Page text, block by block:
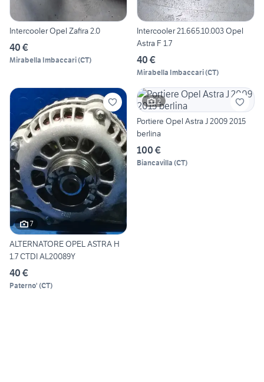
Intercooler Opel Zafira 2.0
40 €
Mirabella Imbaccari(CT)
Intercooler 21.665.10.003 Opel
Astra F 1.7
40 €
Mirabella Imbaccari(CT)
7
ALTERNATORE OPEL ASTRA H
1.7 CTDI AL20089Y
40 €
Paterno' (CT)
2
Portiere Opel Astra J 2009 2015
berlina
100 €
Biancavilla (CT)